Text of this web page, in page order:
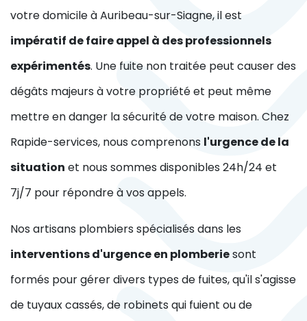
votre domicile à Auribeau-sur-Siagne, il est
impératif de faire appel à des professionnels
expérimentés. Une fuite non traitée peut causer des
dégâts majeurs à votre propriété et peut même
mettre en danger la sécurité de votre maison. Chez
Rapide-services, nous comprenons l'urgence de la
situation et nous sommes disponibles 24h/24 et
7j/7 pour répondre à vos appels.
Nos artisans plombiers spécialisés dans les
interventions d'urgence en plomberiesont
formés pour gérer divers types de fuites, qu'il s'agisse
de tuyaux cassés, de robinets qui fuient ou de